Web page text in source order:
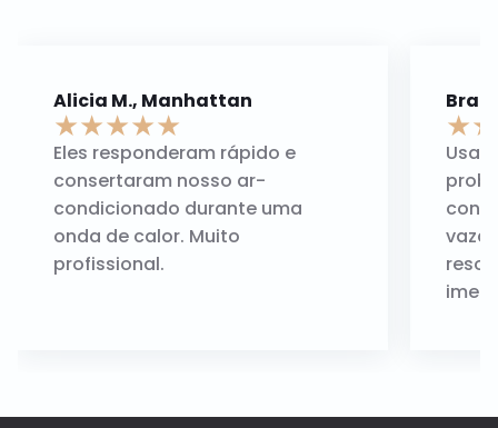
Alicia M., Manhattan
★★★★★
Eles responderam rápido e
consertaram nosso ar-
condicionado durante uma
onda de calor. Muito
profissional.
Brad
★★